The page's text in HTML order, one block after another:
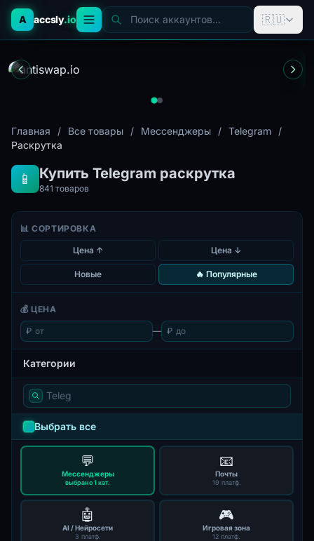
A accsly.io Поиск аккаунтов... 🇷🇺
Главная / Все товары / Мессенджеры / Telegram
/
Раскрутка
📱 Купить Telegram раскрутка
841 товаров
📊 СОРТИРОВКА
Цена ↑ Цена ↓
Новые 🔥 Популярные
💰 ЦЕНА
₽ — ₽
Категории
Выбрать все
💬
Мессенджеры
выбрано 1 кат.
📧
Почты
19 платф.
🤖
AI / Нейросети
3 платф.
🎮
Игровая зона
12 платф.